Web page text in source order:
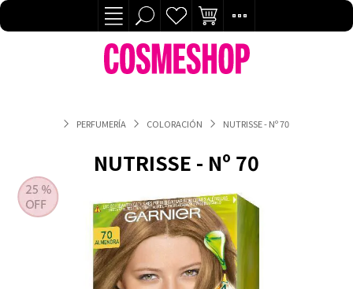
PERFUMERÍA COLORACIÓN NUTRISSE - Nº 70
NUTRISSE - Nº 70